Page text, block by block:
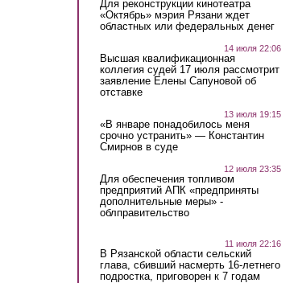
Для реконструкции кинотеатра
«Октябрь» мэрия Рязани ждет
областных или федеральных денег
14 июля 22:06
Высшая квалификационная
коллегия судей 17 июля рассмотрит
заявление Елены Сапуновой об
отставке
13 июля 19:15
«В январе понадобилось меня
срочно устранить» — Константин
Смирнов в суде
12 июля 23:35
Для обеспечения топливом
предприятий АПК «предприняты
дополнительные меры» -
облправительство
11 июля 22:16
В Рязанской области сельский
глава, сбивший насмерть 16-летнего
подростка, приговорен к 7 годам